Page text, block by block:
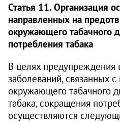
Статья 11. Организация
направленных на
окружающего табачного
потребления табака
В целях предупреждения
заболеваний, связанных
окружающего табачного
табака, сокращения
осуществляются